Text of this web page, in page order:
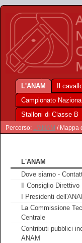
L'ANAM Il
Campionato
Stalloni di Classe B
Percorso: L'ANAM / Mappa
L'ANAM
Dove siamo -
Il Consiglio Direttivo
I Presidenti
La Commissione
Centrale
Contributi pubblici
ANAM